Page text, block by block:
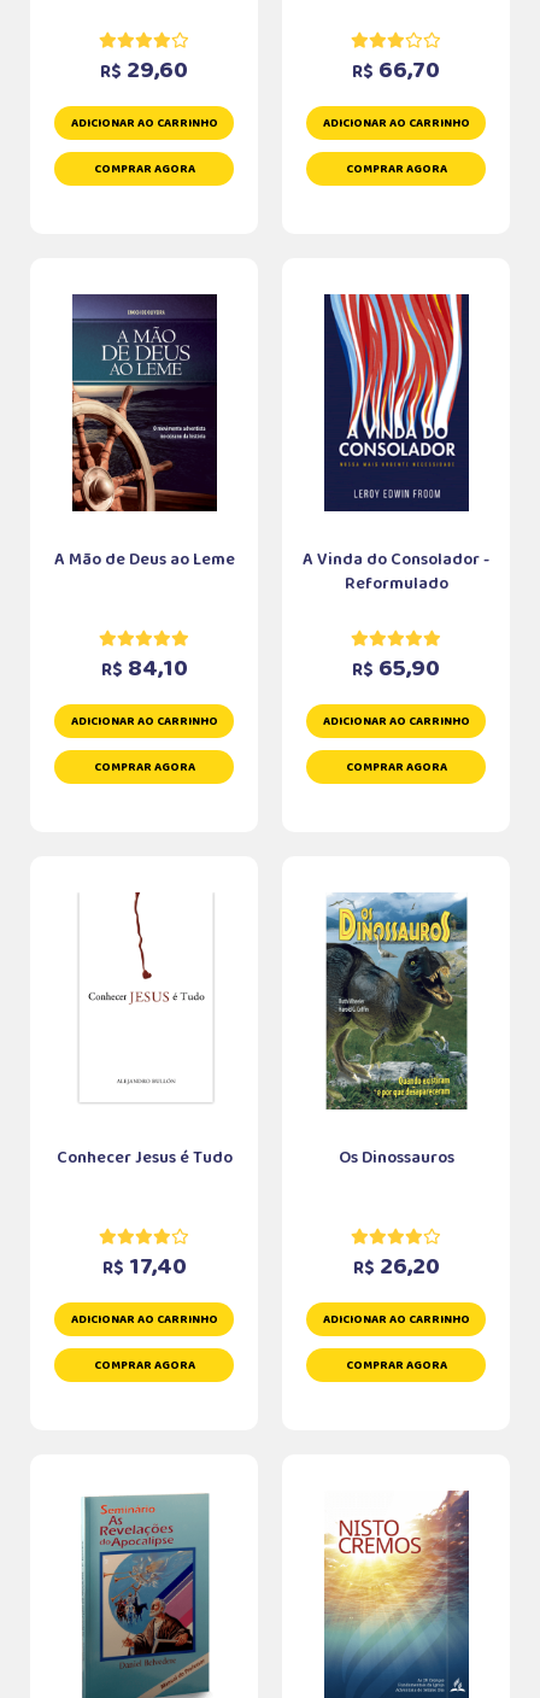
R$ 29,60
ADICIONAR AO CARRINHO
COMPRAR AGORA
R$ 66,70
ADICIONAR AO CARRINHO
COMPRAR AGORA
A Mão de Deus ao Leme
R$ 84,10
ADICIONAR AO CARRINHO
COMPRAR AGORA
A Vinda do Consolador -
Reformulado
R$ 65,90
ADICIONAR AO CARRINHO
COMPRAR AGORA
Conhecer Jesus é Tudo
R$ 17,40
ADICIONAR AO CARRINHO
COMPRAR AGORA
Os Dinossauros
R$ 26,20
ADICIONAR AO CARRINHO
COMPRAR AGORA